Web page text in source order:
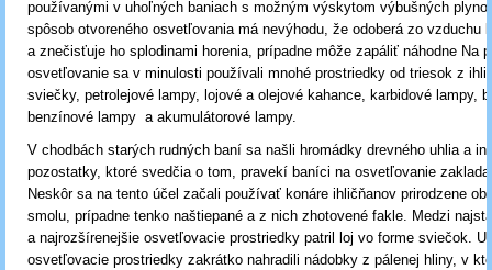
používanými v uhoľných baniach s možným výskytom výbušných
spôsob otvoreného osvetľovania má nevýhodu, že odoberá zo vzduchu
a znečisťuje ho splodinami horenia, prípadne môže zapáliť náhodne Na
osvetľovanie sa v minulosti používali mnohé prostriedky od triesok z
sviečky, petrolejové lampy, lojové a olejové kahance, karbidové lampy,
benzínové lampy a akumulátorové lampy.
V chodbách starých rudných baní sa našli hromádky drevného uhlia a
pozostatky, ktoré svedčia o tom, pravekí baníci na osvetľovanie
Neskôr sa na tento účel začali používať konáre ihličňanov prirodzene
smolu, prípadne tenko naštiepané a z nich zhotovené fakle. Medzi
a najrozšírenejšie osvetľovacie prostriedky patril loj vo forme sviečok.
osvetľovacie prostriedky zakrátko nahradili nádobky z pálenej hliny, v